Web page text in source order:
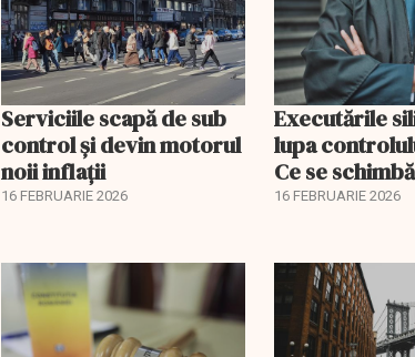
Serviciile scapă de sub
control și devin motorul
noii inflații
16 FEBRUARIE 2026
Executările
lupa
Ce se schimbă
16 FEBRUARIE 2026